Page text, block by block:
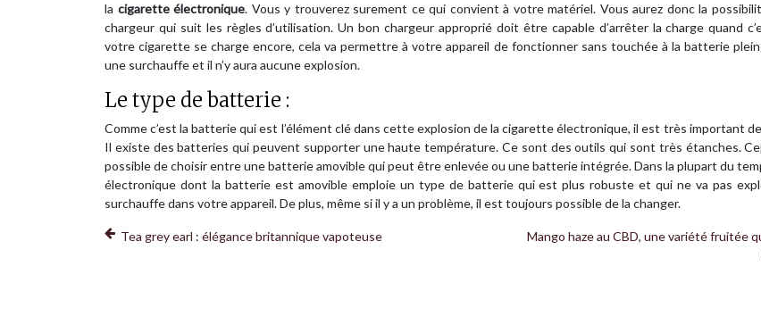
la cigarette électronique. Vous y trouverez surement ce qui convient à votre matériel. Vous aurez donc la
chargeur qui suit les règles d’utilisation. Un bon chargeur approprié doit être capable d’arrêter la charge quand
votre cigarette se charge encore, cela va permettre à votre appareil de fonctionner sans touchée à la batterie
une surchauffe et il n’y aura aucune explosion.
Le type de batterie :
Comme c’est la batterie qui est l’élément clé dans cette explosion de la cigarette électronique, il est très important
Il existe des batteries qui peuvent supporter une haute température. Ce sont des outils qui sont très étanches.
possible de choisir entre une batterie amovible qui peut être enlevée ou une batterie intégrée. Dans la plupart du
électronique dont la batterie est amovible emploie un type de batterie qui est plus robuste et qui ne va pas
surchauffe dans votre appareil. De plus, même si il y a un problème, il est toujours possible de la changer.
Tea grey earl : élégance britannique vapoteuse
Mango haze au CBD, une variété fruitée